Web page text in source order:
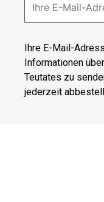
Ihre E-Mail-
Informationen
Teutates zu
jederzeit